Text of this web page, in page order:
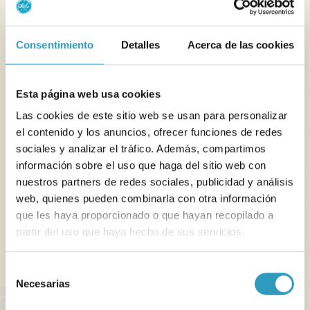
Consentimiento Detalles Acerca de las cookies
Esta página web usa cookies
Las cookies de este sitio web se usan para personalizar
el contenido y los anuncios, ofrecer funciones de redes
sociales y analizar el tráfico. Además, compartimos
información sobre el uso que haga del sitio web con
nuestros partners de redes sociales, publicidad y análisis
web, quienes pueden combinarla con otra información
que les haya proporcionado o que hayan recopilado a
partir del uso que haya hecho de sus servicios.
Necesarias
Unas vacaciones llenas
de relax y
descubrimientos en la
isla de Oléron
Además de su zona de piscina modernizada, el
Camping Signol***** se beneficia de un situación
natural privilegiadaen el corazón de la isla de Oléron.
Tras un día de toboganes y actividades, los
veraneantes pueden disfrutar de unas instalaciones
entorno propicio para desconectar y disfrutar de las